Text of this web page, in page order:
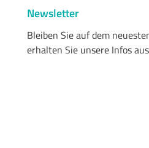
Newsletter
Bleiben Sie auf dem
erhalten Sie unsere Infos